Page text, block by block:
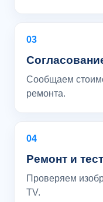
03
Сообщаем
ремонта.
04
Ремонт и тест
Проверяем
TV.